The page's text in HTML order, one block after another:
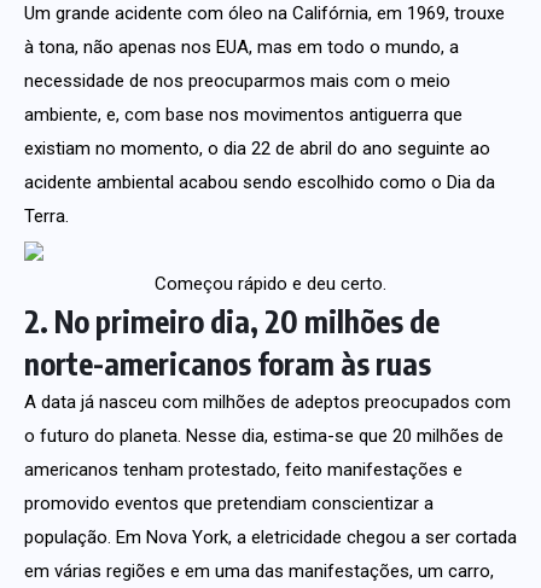
Um grande acidente com óleo na Califórnia, em 1969, trouxe
à tona, não apenas nos EUA, mas em todo o mundo, a
necessidade de nos preocuparmos mais com o meio
ambiente, e, com base nos movimentos antiguerra que
existiam no momento, o dia 22 de abril do ano seguinte ao
acidente ambiental acabou sendo escolhido como o Dia da
Terra.
Começou rápido e deu certo.
2. No primeiro dia, 20 milhões de
norte-americanos foram às ruas
A data já nasceu com milhões de adeptos preocupados com
o futuro do planeta. Nesse dia, estima-se que 20 milhões de
americanos tenham protestado, feito manifestações e
promovido eventos que pretendiam conscientizar a
população. Em Nova York, a eletricidade chegou a ser cortada
em várias regiões e em uma das manifestações, um carro,